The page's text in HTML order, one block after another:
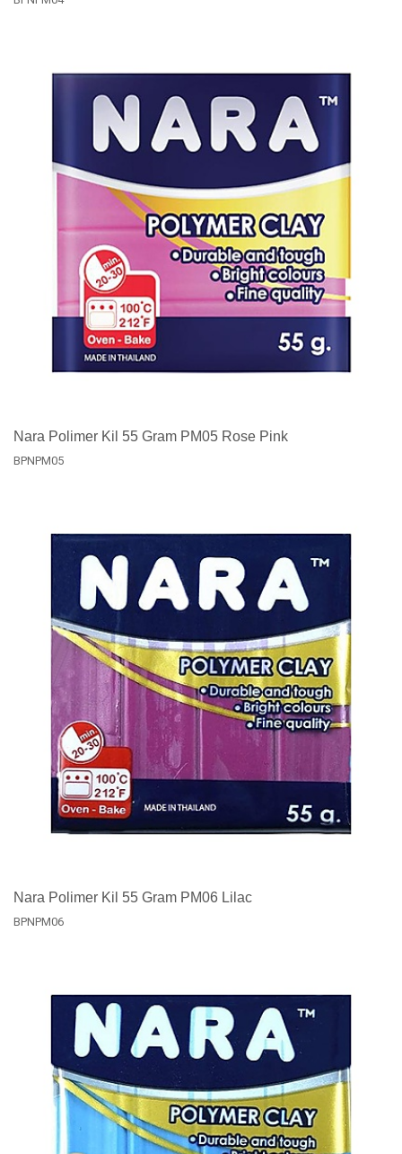
Nara Polimer Kil 55 Gram PM05 Rose Pink
BPNPM05
Nara Polimer Kil 55 Gram PM06 Lilac
BPNPM06